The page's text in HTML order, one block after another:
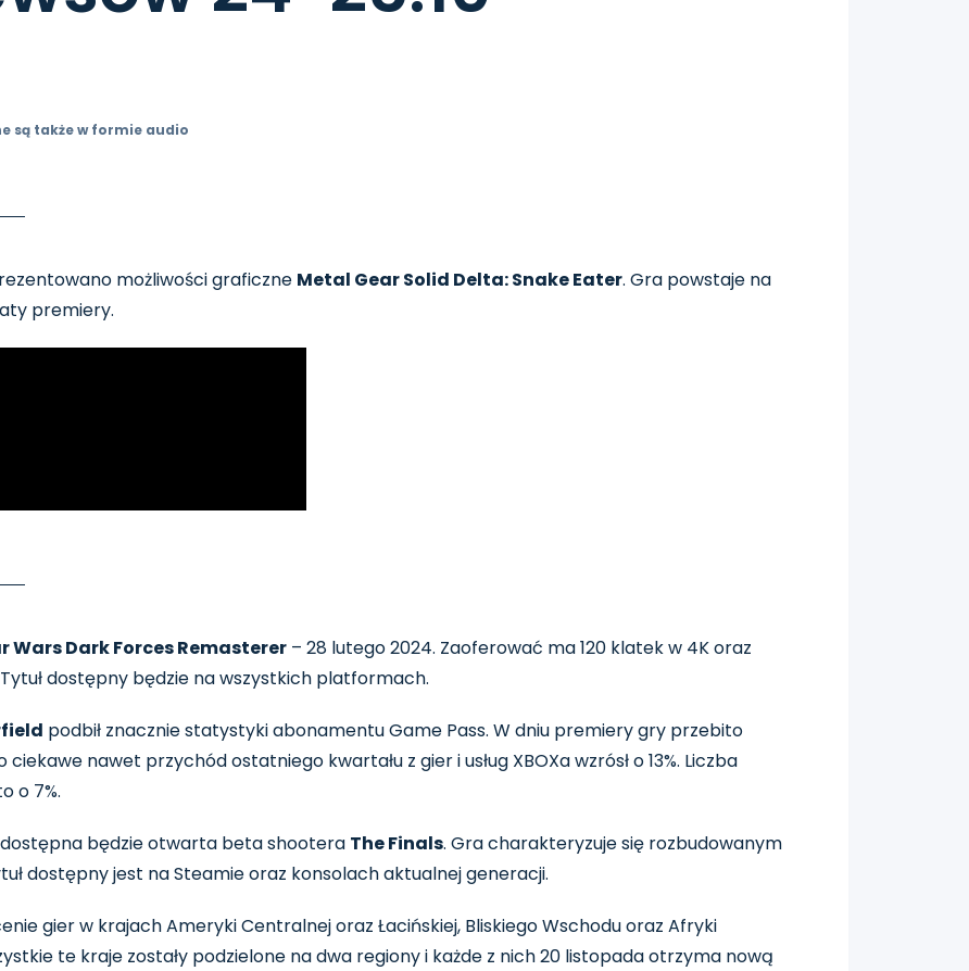
są także w formie audio
możliwości graficzne Metal Gear Solid Delta: Snake Eater. Gra powstaje na
premiery.
Wars Dark Forces Remasterer – 28 lutego 2024. Zaoferować ma 120 klatek w 4K oraz
dostępny będzie na wszystkich platformach.
podbił znacznie statystyki abonamentu Game Pass. W dniu premiery gry przebito
nawet przychód ostatniego kwartału z gier i usług XBOXa wzrósł o 13%. Liczba
o 7%.
będzie otwarta beta shootera The Finals. Gra charakteryzuje się rozbudowanym
dostępny jest na Steamie oraz konsolach aktualnej generacji.
gier w krajach Ameryki Centralnej oraz Łacińskiej, Bliskiego Wschodu oraz Afryki
te kraje zostały podzielone na dwa regiony i każde z nich 20 listopada otrzyma nową